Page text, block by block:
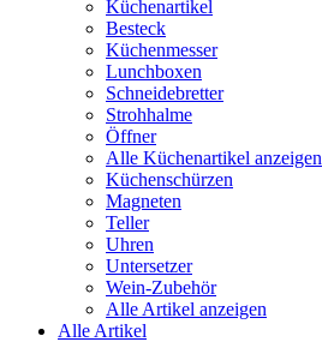
Küchenartikel
Besteck
Küchenmesser
Lunchboxen
Schneidebretter
Strohhalme
Öffner
Alle Küchenartikel anzeigen
Küchenschürzen
Magneten
Teller
Uhren
Untersetzer
Wein-Zubehör
Alle Artikel anzeigen
Alle Artikel